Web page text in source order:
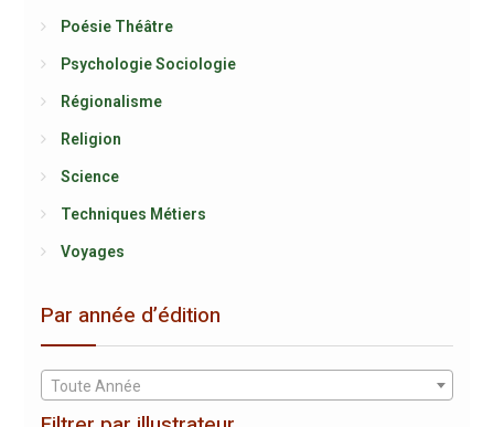
Poésie Théâtre
Psychologie Sociologie
Régionalisme
Religion
Science
Techniques Métiers
Voyages
Par année d’édition
Toute Année